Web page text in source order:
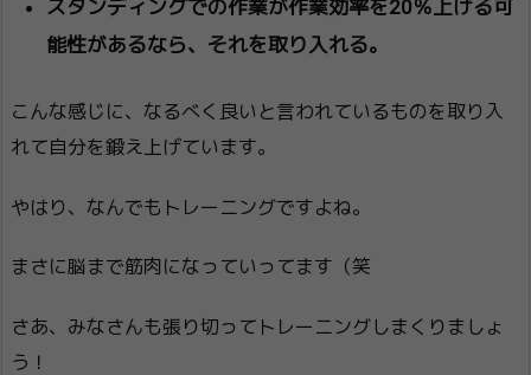
スタンディングでの作業が作業効率を20％上げる可
能性があるなら、それを取り入れる。
こんな感じに、なるべく良いと言われているものを取り入
れて自分を鍛え上げています。
やはり、なんでもトレーニングですよね。
まさに脳まで筋肉になっていってます（笑
さあ、みなさんも張り切ってトレーニングしまくりましょ
う！